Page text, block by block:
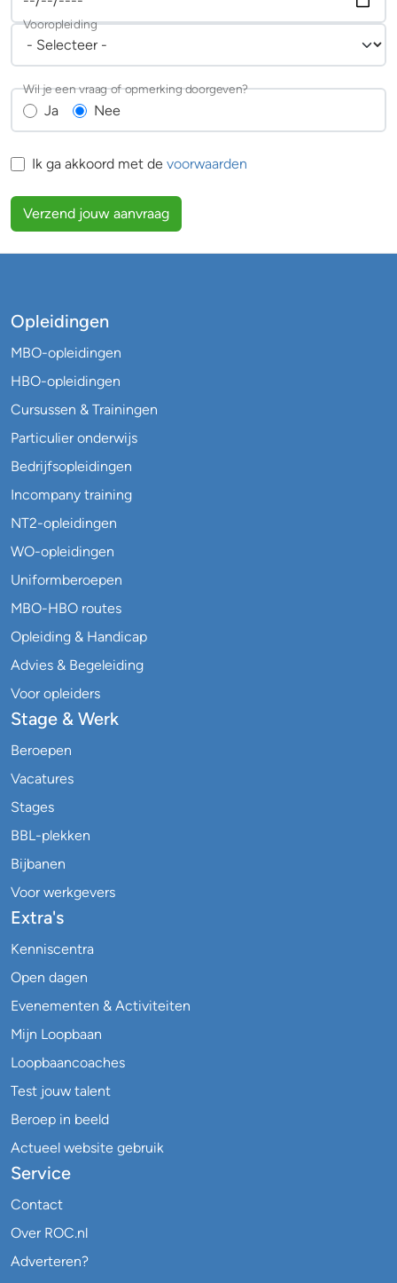
Vooropleiding
Ja Nee
Wil je een vraag of opmerking doorgeven?
Ik ga akkoord met de voorwaarden
Verzend jouw aanvraag
Opleidingen
MBO-opleidingen
HBO-opleidingen
Cursussen & Trainingen
Particulier onderwijs
Bedrijfsopleidingen
Incompany training
NT2-opleidingen
WO-opleidingen
Uniformberoepen
MBO-HBO routes
Opleiding & Handicap
Advies & Begeleiding
Voor opleiders
Stage & Werk
Beroepen
Vacatures
Stages
BBL-plekken
Bijbanen
Voor werkgevers
Extra's
Kenniscentra
Open dagen
Evenementen & Activiteiten
Mijn Loopbaan
Loopbaancoaches
Test jouw talent
Beroep in beeld
Actueel website gebruik
Service
Contact
Over ROC.nl
Adverteren?